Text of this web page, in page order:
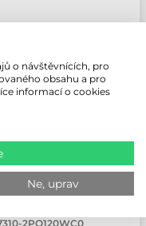
systém:
12.4 "
Na objednávku
MOBILNÍ
2PQ120WC0
o návštěvnících, pro
obsahu a pro
informací o cookies
Ne, uprav